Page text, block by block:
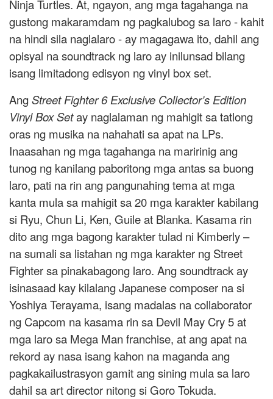
Ninja Turtles. At, ngayon, ang mga tagahanga na
gustong makaramdam ng pagkalubog sa laro - kahit
na hindi sila naglalaro - ay magagawa ito, dahil ang
opisyal na soundtrack ng laro ay inilunsad bilang
isang limitadong edisyon ng vinyl box set.
AngStreet Fighter 6 Exclusive Collector’s Edition
Vinyl Box Setay naglalaman ng mahigit sa tatlong
oras ng musika na nahahati sa apat na LPs.
Inaasahan ng mga tagahanga na maririnig ang
tunog ng kanilang paboritong mga antas sa buong
laro, pati na rin ang pangunahing tema at mga
kanta mula sa mahigit sa 20 mga karakter kabilang
si Ryu, Chun Li, Ken, Guile at Blanka. Kasama rin
dito ang mga bagong karakter tulad ni Kimberly –
na sumali sa listahan ng mga karakter ng Street
Fighter sa pinakabagong laro. Ang soundtrack ay
isinasaad kay kilalang Japanese composer na si
Yoshiya Terayama, isang madalas na collaborator
ng Capcom na kasama rin sa Devil May Cry 5 at
mga laro sa Mega Man franchise, at ang apat na
rekord ay nasa isang kahon na maganda ang
pagkakailustrasyon gamit ang sining mula sa laro
dahil sa art director nitong si Goro Tokuda.